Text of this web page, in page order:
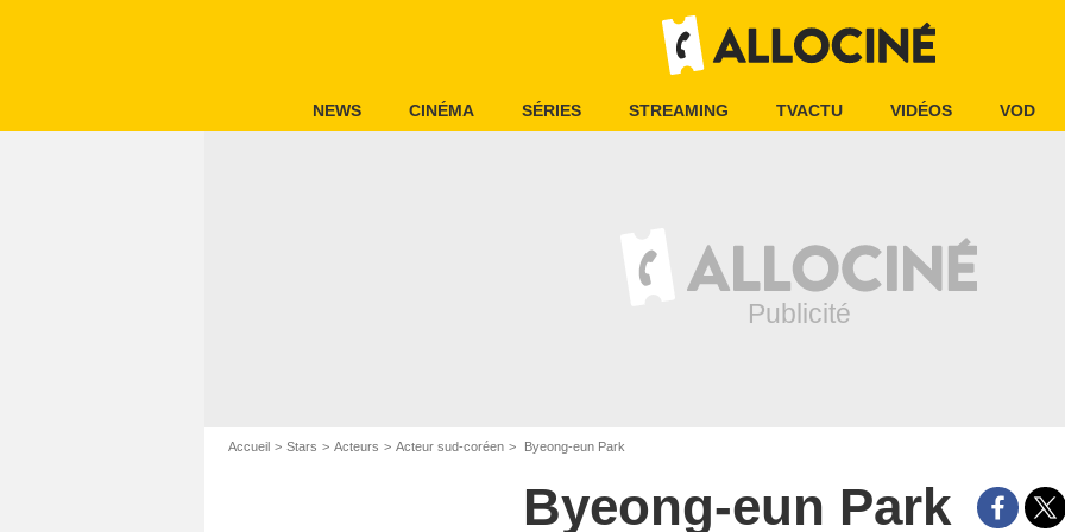
NEWS CINÉMA SÉRIES STREAMING TVACTU VIDÉOS VOD
Accueil Stars Acteurs Acteur sud-coréen Byeong-eun Park
Byeong-eun Park